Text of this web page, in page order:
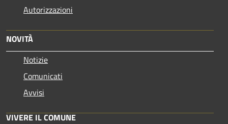
Autorizzazioni
NOVITÀ
Notizie
Comunicati
Avvisi
VIVERE IL COMUNE